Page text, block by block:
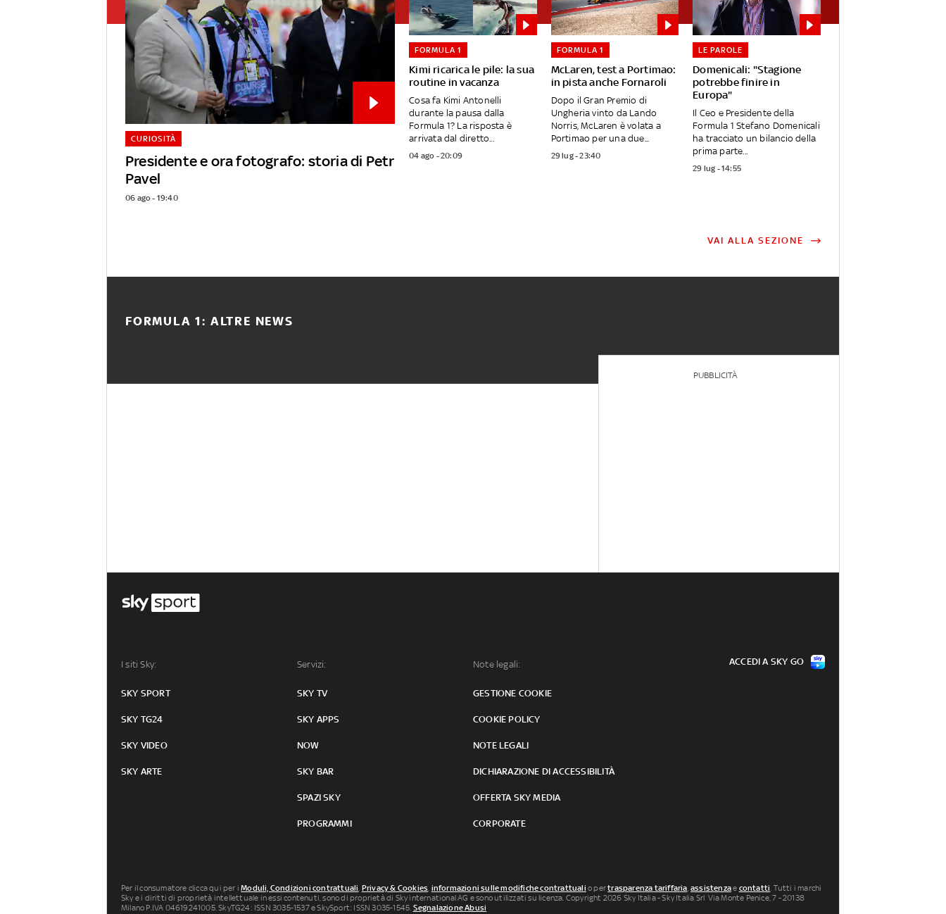
Presidente e ora fotografo: storia di Petr
Pavel
CURIOSITÀ
06 ago - 19:40
Kimi ricarica le pile: la sua
routine in vacanza
FORMULA 1
Cosa fa Kimi Antonelli
durante la pausa dalla
Formula 1? La risposta è
arrivata dal diretto...
04 ago - 20:09
McLaren, test a Portimao:
in pista anche Fornaroli
FORMULA 1
Dopo il Gran Premio di
Ungheria vinto da Lando
Norris, McLaren è volata a
Portimao per una due...
29 lug - 23:40
Domenicali: "Stagione
potrebbe finire in
Europa"
LE PAROLE
Il Ceo e Presidente della
Formula 1 Stefano Domenicali
ha tracciato un bilancio della
prima parte...
29 lug - 14:55
VAI ALLA SEZIONE
FORMULA 1: ALTRE NEWS
PUBBLICITÀ
I siti Sky:
SKY SPORT
SKY TG24
SKY VIDEO
SKY ARTE
Servizi:
SKY TV
SKY APPS
NOW
SKY BAR
SPAZI SKY
PROGRAMMI
Note legali:
GESTIONE COOKIE
COOKIE POLICY
NOTE LEGALI
DICHIARAZIONE DI ACCESSIBILITÀ
OFFERTA SKY MEDIA
CORPORATE
ACCEDI A SKY GO
Per il consumatore clicca qui per iModuli, Condizioni contrattuali, Privacy & Cookies, informazioni sulle modifiche contrattuali o pertrasparenza tariffaria,assistenzae contatti. Tutti i marchi
Sky e i diritti di proprietà intellettuale in essi contenuti, sono di proprietà di Sky international AG e sono utilizzati su licenza. Copyright 2026 Sky Italia - Sky Italia Srl Via Monte Penice, 7 - 20138
Milano P.IVA 04619241005. SkyTG24: ISSN 3035-1537 e SkySport: ISSN 3035-1545. Segnalazione Abusi